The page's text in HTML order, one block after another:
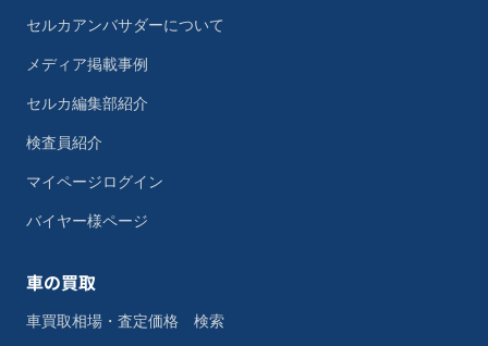
セルカアンバサダーについて
メディア掲載事例
セルカ編集部紹介
検査員紹介
マイページログイン
バイヤー様ページ
車の買取
車買取相場・査定価格 検索